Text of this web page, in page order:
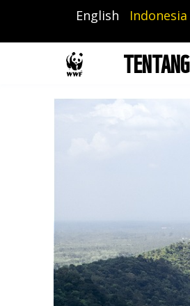
isi
English Indonesia
TENTANG